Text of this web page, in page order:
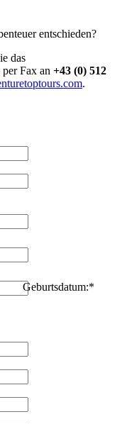
entschieden?
das
per Fax an +43 (0) 512
.
Geburtsdatum:*